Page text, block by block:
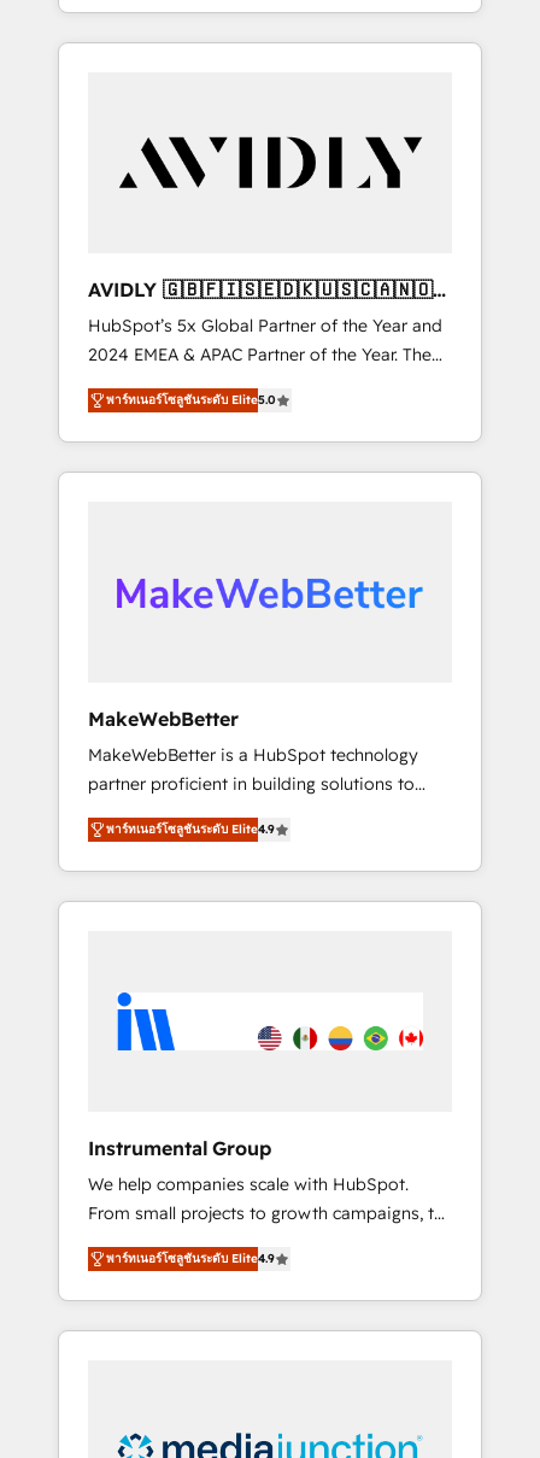
specialize in both strategic RevOps planning
and hands-on technical execution - building
Services - Managed IT (MSP) - Franchises -
Professional Services - And more! How we
Custom integrations and workflow
automation ✔️ User adoption programs,
training, and enablement Through project-
based engagements and ongoing RevOps
partnerships, we guide organizations through
the revenue maturity model - delivering the
right improvements at the right time so
AVIDLY 🇬🇧🇫🇮🇸🇪🇩🇰🇺🇸🇨🇦🇳🇴
🇩🇪🇦🇺🇳🇿
HubSpot’s 5x Global Partner of the Year and
2024 EMEA & APAC Partner of the Year. The
world’s most experienced and fully
accredited HubSpot Solutions Partner. 🚀
With 2,750+ HubSpot projects delivered and
370+ specialists across EMEA, APAC and NAM,
automation, we turn complexity into clarity,
human at global scale. 🏆 HubSpot’s CEO
พาร์ทเนอร์โซลูชันระดับ Elite5.0
MakeWebBetter
MakeWebBetter is a HubSpot technology
partner proficient in building solutions to
maximize the operational efficiency of
HubSpot. The fastest-growing tech-enabler &
facilitator, MakeWebBetter, hands you the
blend of HubSpot expertise & eminent
HubSpot experience 🤝HubSpot Premier
Integration partner 🤝Google Premier Partner
Harnessing the full potential of the powerful
HubSpot CRM. ✔️A team of HubSpot experts
backed by over 10+ years of HubSpot
experience ✔️Flexible pricing models —
Hourly-fee (assigned one Dedicated
HubSpot Admin); Monthly-fee (HubSpot
Admin + Project Manager); and Fixed Project
bundle services. Connect with us today!
พาร์ทเนอร์โซลูชันระดับ Elite4.9
Instrumental Group
We help companies scale with HubSpot.
From small projects to growth campaigns, to
CRM and websites. Hire an agency that's
experienced in every inch of HubSpot and
willing to work hand-in-hand with your team
to simplify the complex and build a better
พาร์ทเนอร์โซลูชันระดับ Elite4.9